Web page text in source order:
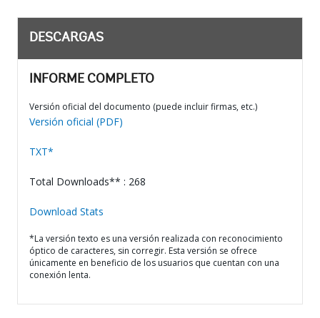
DESCARGAS
INFORME COMPLETO
Versión oficial del documento (puede incluir firmas, etc.)
Versión oficial (PDF)
TXT*
Total Downloads** : 268
Download Stats
*La versión texto es una versión realizada con reconocimiento
óptico de caracteres, sin corregir. Esta versión se ofrece
únicamente en beneficio de los usuarios que cuentan con una
conexión lenta.